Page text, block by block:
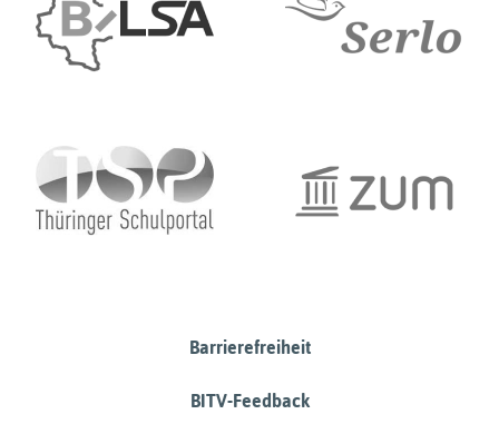
Barrierefreiheit
BITV-Feedback